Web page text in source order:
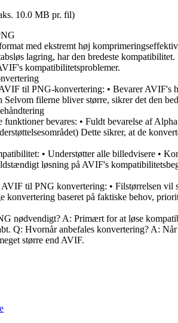
10.0 MB pr. fil)
med ekstremt høj
lagring, har den bredeste
kompatibilitetsproblemer.
til PNG-konvertering: • Bevarer AVIF's
Selvom filerne bliver større, sikrer det den
bevares: • Fuldt bevarelse af
Dette sikrer, at de
• Understøtter alle billedvisere •
løsning på AVIF's
til PNG konvertering: • Filstørrelsen vil
konvertering baseret på faktiske behov,
nødvendigt? A: Primært for at løse
Q: Hvornår anbefales konvertering? A:
større end AVIF.